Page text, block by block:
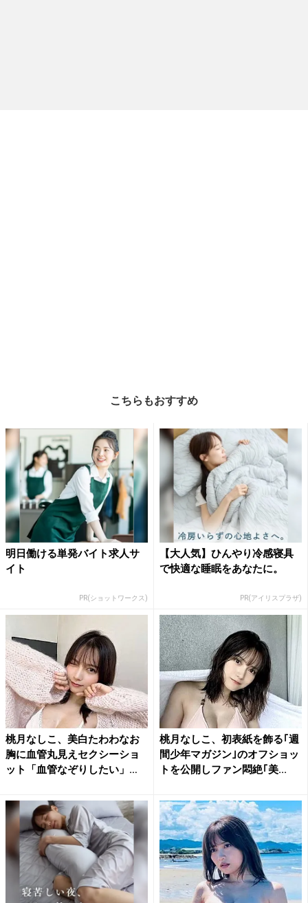
こちらもおすすめ
明日働ける単発バイト求人サ
イト
PR(ショットワークス)
【大人気】ひんやり冷感寝具
で快適な睡眠をあなたに。
PR(アイリスプラザ)
桃月なしこ、美白たわわなお
胸に血管丸見えセクシーショ
ット「血管なぞりしたい」
桃月なしこ、初表紙を飾る｢週
間少年マガジン｣のオフショッ
トを公開しファン悶絶｢美...